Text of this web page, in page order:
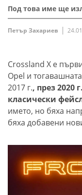
Под това име ще
Петър Захариев
Crossland X е
Opel и
2017 г., през 2020
класически
името, но бяха
бяха добавени